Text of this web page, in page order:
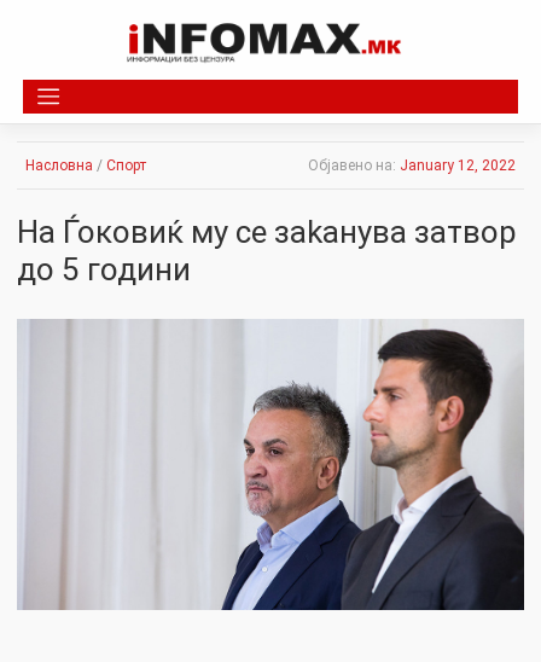
Насловна / Спорт Објавено на: January 12, 2022
На Ѓоковиќ му се зakaнува затвор
до 5 години